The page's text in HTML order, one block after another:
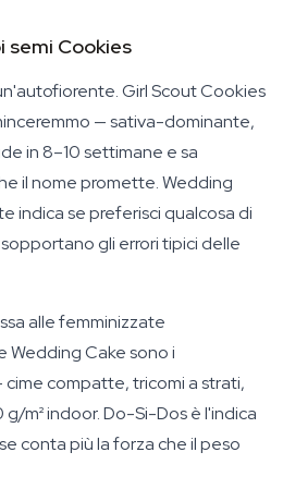
semi Cookies
Girl Scout Cookies
— sativa-dominante,
in 8–10 settimane e sa
il nome promette. Wedding
indica se preferisci qualcosa di
gli errori tipici delle
alle femminizzate
Cake sono i
compatte, tricomi a strati,
m² indoor. Do-Si-Dos è l'indica
conta più la forza che il peso